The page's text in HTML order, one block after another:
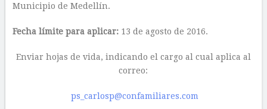
Municipio de Medellín.
Fecha límite para aplicar: 13 de agosto de 2016.
Enviar hojas de vida, indicando el cargo al cual aplica al
correo:
ps_carlosp@confamiliares.com